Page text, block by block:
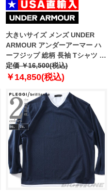
大きいサイズ メンズ UNDER
ARMOUR アンダーアーマー ハ
ーフジップ 総柄 長袖 Tシャツ ゴ
ルフウェア USA直輸入
um1212999-999
定価 ￥16,500(税込)
￥14,850(税込)